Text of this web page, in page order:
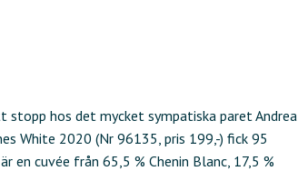
stopp hos det mycket sympatiska paret Andrea
White 2020 (Nr 96135, pris 199,-) fick 95
en cuvée från 65,5 % Chenin Blanc, 17,5 %